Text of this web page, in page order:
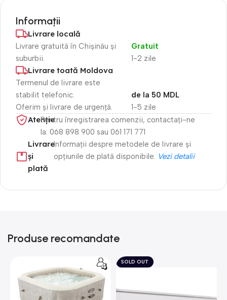
Informații
Livrare locală
Livrare gratuită în Chișinău și
suburbii.
1-2 zile
Gratuit
Livrare toată Moldova
Termenul de livrare este
stabilit telefonic.
Oferim și livrare de urgență.
1-5 zile
de la 50 MDL
Atenție​Pentru înregistrarea comenzii, contactați-ne
la: 068 898 900 sau 061 171 771
Livrare
și
plată
Informații despre metodele de livrare și
opțiunile de plată disponibile. Vezi detalii
Produse recomandate
SOLD OUT